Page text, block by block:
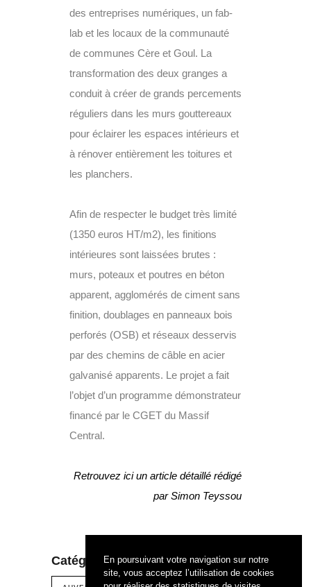
En poursuivant votre navigation sur notre
site, vous acceptez l’utilisation de cookies
des entreprises numériques, un fab-
lab et les locaux de la communauté
de communes Cère et Goul. La
transformation des deux granges a
conduit à créer de grands percements
réguliers dans les murs gouttereaux
pour éclairer les espaces intérieurs et
à rénover entièrement les toitures et
les planchers.
Afin de respecter le budget très limité
(1350 euros HT/m2), les finitions
intérieures sont laissées brutes :
murs, poteaux et poutres en béton
apparent, agglomérés de ciment sans
finition, doublages en panneaux bois
perforés (OSB) et réseaux desservis
par des chemins de câble en acier
galvanisé apparents. Le projet a fait
l’objet d’un programme démonstrateur
financé par le CGET du Massif
Central.
Retrouvez ici un article détaillé rédigé
par Simon Teyssou
Catégories : ACIER